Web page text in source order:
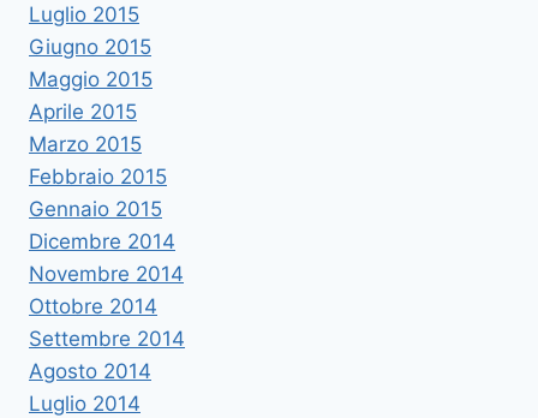
Luglio 2015
Giugno 2015
Maggio 2015
Aprile 2015
Marzo 2015
Febbraio 2015
Gennaio 2015
Dicembre 2014
Novembre 2014
Ottobre 2014
Settembre 2014
Agosto 2014
Luglio 2014